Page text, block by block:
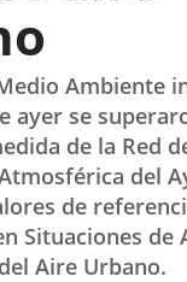
Ambiente
ayer se
de la Red
del
de
Situaciones de
Aire Urbano.